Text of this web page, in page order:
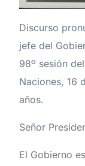
Discurso
jefe del
98º sesión
Naciones, 16
años.
Señor
El Gobierno